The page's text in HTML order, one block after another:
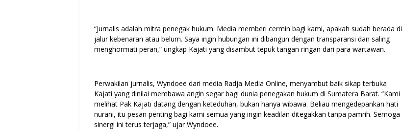
“Jurnalis adalah mitra penegak hukum. Media memberi cermin bagi kami, apakah sudah berada di
jalur kebenaran atau belum. Saya ingin hubungan ini dibangun dengan transparansi dan saling
menghormati peran,” ungkap Kajati yang disambut tepuk tangan ringan dari para wartawan.
Perwakilan jurnalis, Wyndoee dari media Radja Media Online, menyambut baik sikap terbuka
Kajati yang dinilai membawa angin segar bagi dunia penegakan hukum di Sumatera Barat. “Kami
melihat Pak Kajati datang dengan keteduhan, bukan hanya wibawa. Beliau mengedepankan hati
nurani, itu pesan penting bagi kami semua yang ingin keadilan ditegakkan tanpa pamrih. Semoga
sinergi ini terus terjaga,” ujar Wyndoee.